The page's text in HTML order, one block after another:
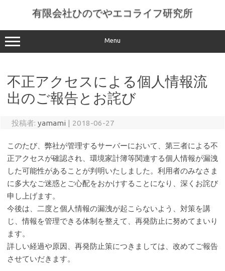
へ
ス
有限会社ひのでやエコライフ研究所
Menu
不正アクセスによる個人情報流
出のご報告とお詫び
投稿者: yamami | 2018-06-27
このたび、弊社が管理するサーバーにおいて、第三者による不
正アクセスが確認され、環境家計簿等関連する個人情報が漏洩
した可能性があることが判明いたしました。利用者のみなさま
に多大なご迷惑とご心配をおかけすることになり、深くお詫び
申し上げます。
今後は、二度と個人情報の漏洩が起こらないよう、対策を講
じ、情報を管理できる体制を整えて、再発防止に努めてまいり
ます。
詳しい経過や原因、再発防止策につきましては、改めてご報告
させていだきます。